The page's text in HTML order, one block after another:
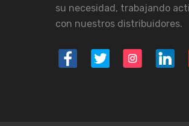
su necesidad, trabajando
con nuestros distribuidores.